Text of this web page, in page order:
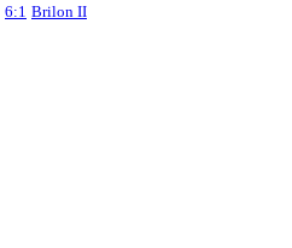
6:1 Brilon II